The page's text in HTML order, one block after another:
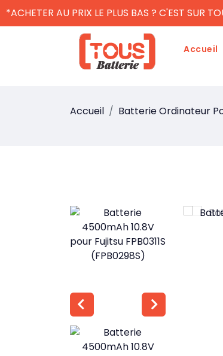
*ACHETER AU PRIX LE PLUS BAS ? C'EST SUR
Accueil
Accueil Batterie Ordinateur